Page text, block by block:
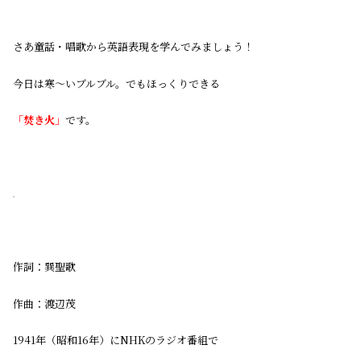
さあ童話・唱歌から英語表現を学んでみましょう！
今日は寒〜いブルブル。でもほっくりできる
「焚き火」 です。
作詞：巽聖歌
作曲：渡辺茂
1941年（昭和16年）にNHKのラジオ番組で